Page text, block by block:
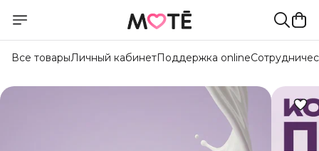
Все товарыЛичный кабинетПоддержка online